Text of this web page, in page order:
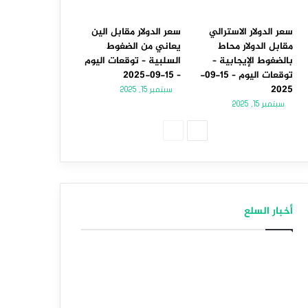
سعر الدولار الاسترالي
مقابل الدولار محاط
بالضغوط الإيجابية –
توقعات اليوم – 15-09-
2025
سبتمبر 15, 2025
سعر الدولار مقابل الين
يعاني من الضغوط
السلبية – توقعات اليوم
– 15-09-2025
سبتمبر 15, 2025
أخبار السلع